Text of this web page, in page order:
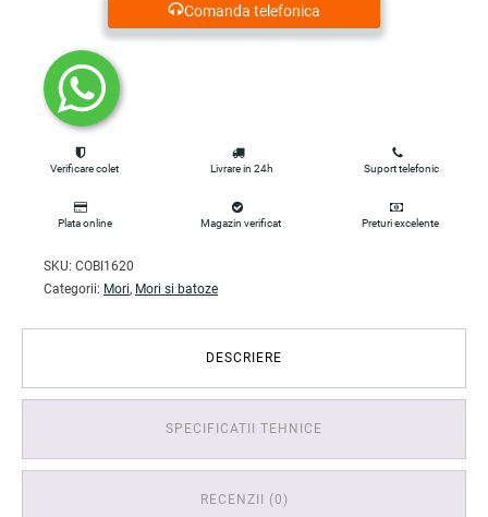
Comanda telefonica
Verificare colet Livrare in 24h Suport telefonic
Plata online Magazin verificat Preturi excelente
SKU: COBI1620
Categorii: Mori, Mori si batoze
DESCRIERE
SPECIFICATII TEHNICE
RECENZII (0)